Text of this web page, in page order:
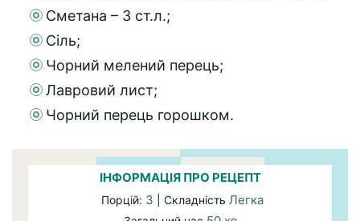
Сметана – 3 ст.л.;
Сіль;
Чорний мелений перець;
Лавровий лист;
Чорний перець горошком.
ІНФОРМАЦІЯ ПРО РЕЦЕПТ
Порцій: 3 | Складність Легка